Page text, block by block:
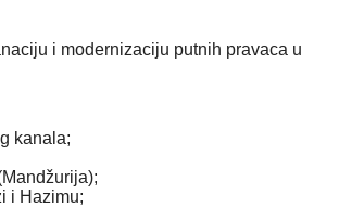
i modernizaciju putnih pravaca u
kanala;
i Hazimu;